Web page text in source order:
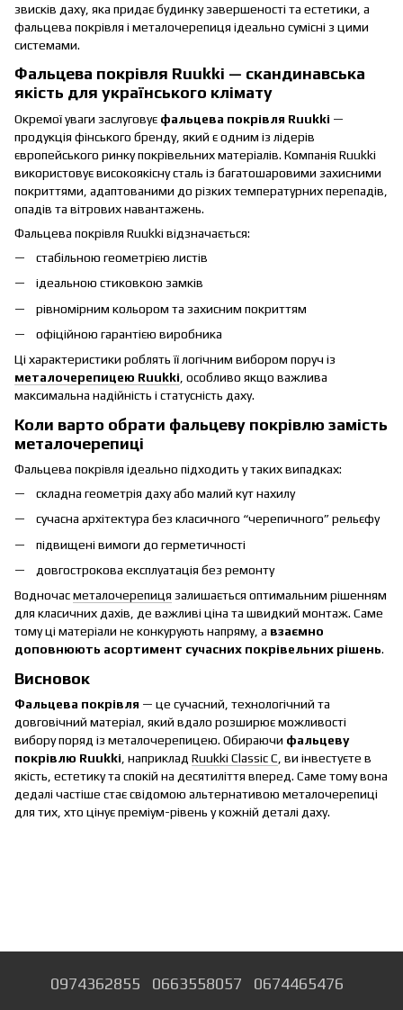
звисків даху, яка придає будинку завершеності та естетики, а
фальцева покрівля і металочерепиця ідеально сумісні з цими
системами.
Фальцева покрівля Ruukki — скандинавська
якість для українського клімату
Окремої уваги заслуговує фальцева покрівля Ruukki —
продукція фінського бренду, який є одним із лідерів
європейського ринку покрівельних матеріалів. Компанія Ruukki
використовує високоякісну сталь із багатошаровими захисними
покриттями, адаптованими до різких температурних перепадів,
опадів та вітрових навантажень.
Фальцева покрівля Ruukki відзначається:
стабільною геометрією листів
ідеальною стиковкою замків
рівномірним кольором та захисним покриттям
офіційною гарантією виробника
Ці характеристики роблять її логічним вибором поруч із
металочерепицею Ruukki, особливо якщо важлива
максимальна надійність і статусність даху.
Коли варто обрати фальцеву покрівлю замість
металочерепиці
Фальцева покрівля ідеально підходить у таких випадках:
складна геометрія даху або малий кут нахилу
сучасна архітектура без класичного “черепичного” рельєфу
підвищені вимоги до герметичності
довгострокова експлуатація без ремонту
Водночасметалочерепиця залишається оптимальним рішенням
для класичних дахів, де важливі ціна та швидкий монтаж. Саме
тому ці матеріали не конкурують напряму, а взаємно
доповнюють асортимент сучасних покрівельних рішень.
Висновок
Фальцева покрівля — це сучасний, технологічний та
довговічний матеріал, який вдало розширює можливості
вибору поряд із металочерепицею. Обираючи фальцеву
покрівлю Ruukki , наприклад Ruukki Classic C , ви інвестуєте в
якість, естетику та спокій на десятиліття вперед. Саме тому вона
дедалі частіше стає свідомою альтернативою металочерепиці
для тих, хто цінує преміум-рівень у кожній деталі даху.
0974362855 0663558057 0674465476